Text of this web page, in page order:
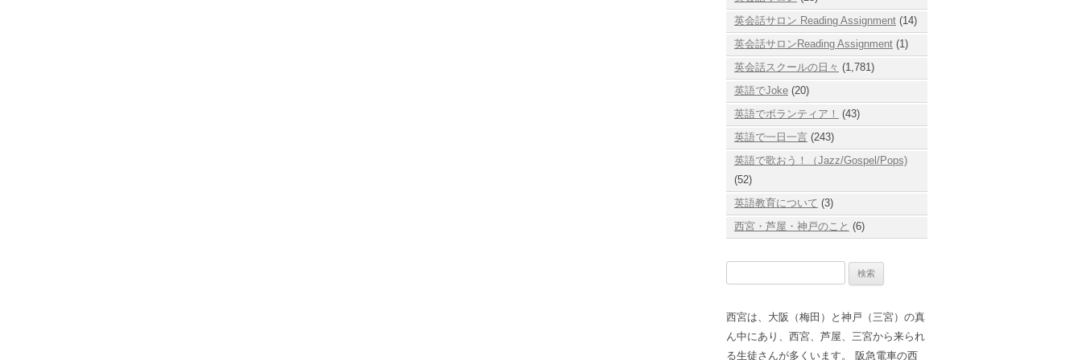
英会話サロン Reading Assignment (14)
英会話サロンReading Assignment (1)
英会話スクールの日々 (1,781)
英語でJoke (20)
英語でボランティア！
(43)
英語で一日一言 (243)
英語で歌おう！（Jazz/Gospel/Pops)
(52)
英語教育について (3)
西宮・芦屋・神戸のこと (6)
西宮は、大阪（梅田）と神戸（三宮）の真
ん中にあり、西宮、芦屋、三宮から来られ
る生徒さんが多くいます。 阪急電車の西